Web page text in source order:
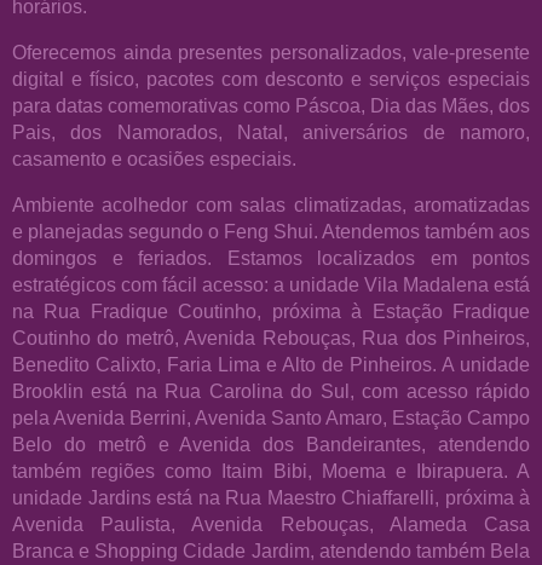
horários.
Oferecemos ainda presentes personalizados, vale-presente
digital e físico, pacotes com desconto e serviços especiais
para datas comemorativas como Páscoa, Dia das Mães, dos
Pais, dos Namorados, Natal, aniversários de namoro,
casamento e ocasiões especiais.
Ambiente acolhedor com salas climatizadas, aromatizadas
e planejadas segundo o Feng Shui. Atendemos também aos
domingos e feriados. Estamos localizados em pontos
estratégicos com fácil acesso: a unidade Vila Madalena está
na Rua Fradique Coutinho, próxima à Estação Fradique
Coutinho do metrô, Avenida Rebouças, Rua dos Pinheiros,
Benedito Calixto, Faria Lima e Alto de Pinheiros. A unidade
Brooklin está na Rua Carolina do Sul, com acesso rápido
pela Avenida Berrini, Avenida Santo Amaro, Estação Campo
Belo do metrô e Avenida dos Bandeirantes, atendendo
também regiões como Itaim Bibi, Moema e Ibirapuera. A
unidade Jardins está na Rua Maestro Chiaffarelli, próxima à
Avenida Paulista, Avenida Rebouças, Alameda Casa
Branca e Shopping Cidade Jardim, atendendo também Bela